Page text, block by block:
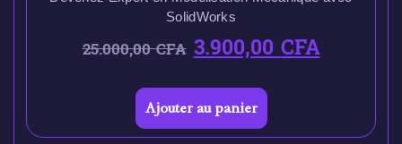
SolidWorks
25.000,00CFA 3.900,00CFA
Ajouter au panier